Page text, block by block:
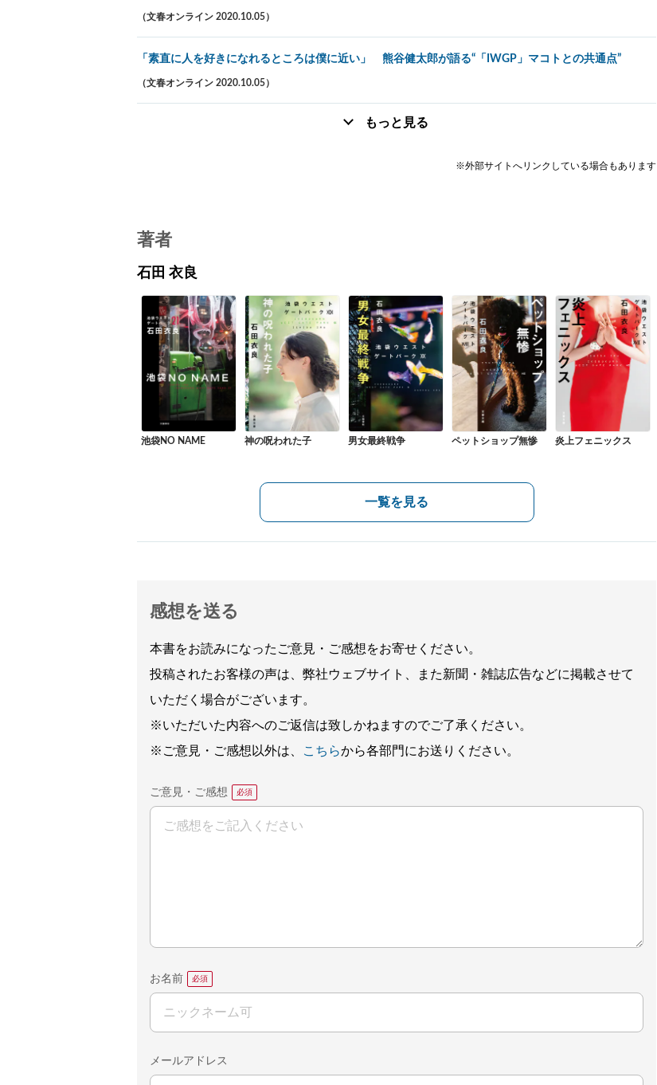
（文春オンライン 2020.10.05）
「素直に人を好きになれるところは僕に近い」 熊谷健太郎が語る“「IWGP」マコトとの共通点”
（文春オンライン 2020.10.05）
もっと見る
※外部サイトへリンクしている場合もあります
著者
石田 衣良
池袋NO NAME 神の呪われた子 男女最終戦争 ペットショップ無惨 炎上フェニックス
一覧を見る
感想を送る
本書をお読みになったご意見・ご感想をお寄せください。
投稿されたお客様の声は、弊社ウェブサイト、また新聞・雑誌広告などに掲載させて
いただく場合がございます。
※いただいた内容へのご返信は致しかねますのでご了承ください。
※ご意見・ご感想以外は、
こちらから各部門にお送りください。
ご意見・ご感想
お名前
メールアドレス